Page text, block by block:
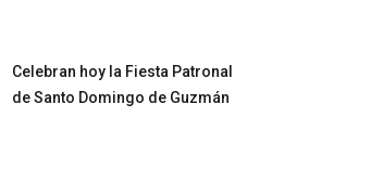
Celebran hoy la Fiesta Patronal
de Santo Domingo de Guzmán